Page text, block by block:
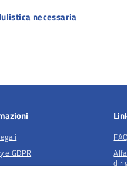
necessaria
e GDPR
per finalità e tutela della
FAQ